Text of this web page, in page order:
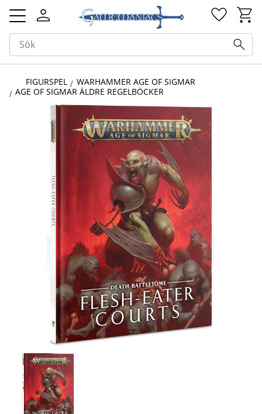
Meny
FIGURSPEL
WARHAMMER AGE OF SIGMAR
AGE OF SIGMAR ÄLDRE REGELBÖCKER